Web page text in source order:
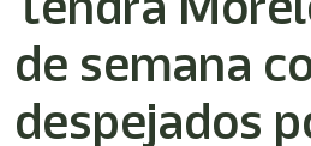
Este
acceso
directo
de semana
despejados